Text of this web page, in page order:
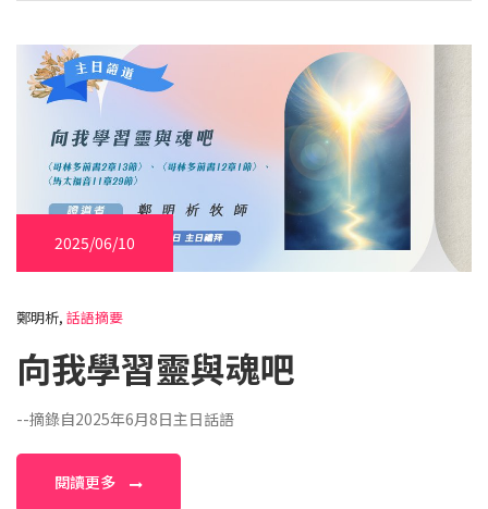
2025/06/10
鄭明析, 話語摘要
向我學習靈與魂吧
--摘錄自2025年6月8日主日話語
閱讀更多